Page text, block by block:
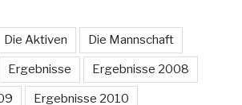
Die Aktiven Die Mannschaft
Ergebnisse Ergebnisse 2008
Ergebnisse 2010